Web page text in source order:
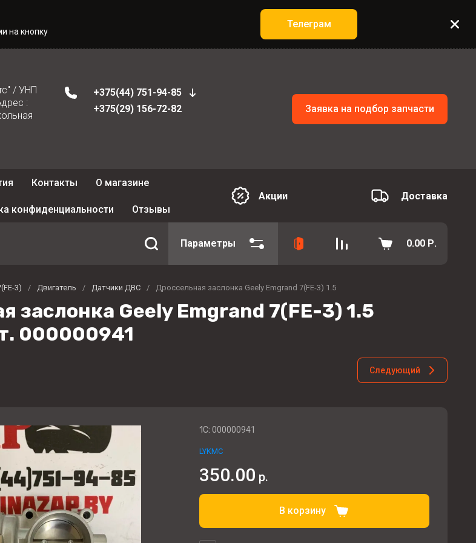
на кнопку
Телеграм
/ УНП
:
+375(44) 751-94-85
+375(29) 156-72-82
Заявка на подбор запчасти
Контакты О магазине
конфиденциальности Отзывы
Акции Доставка
Параметры 0.00 Р.
3) / Двигатель / Датчики ДВС / Дроссельная заслонка Geely Emgrand 7(FE-3) 1.5
заслонка Geely Emgrand 7(FE-3) 1.5
000000941
Следующий
1C: 000000941
LYKMC
350.00 р.
В корзину